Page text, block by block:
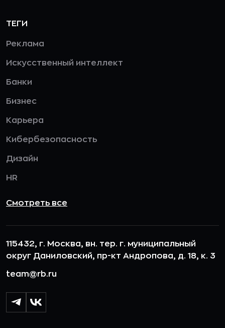
ТЕГИ
Реклама
Искусственный интеллект
Банки
Бизнес
Карьера
Кибербезопасность
Дизайн
HR
Смотреть все
115432, г. Москва, вн. тер. г. муниципальный
округ Даниловский, пр-кт Андропова, д. 18, к. 3
team@rb.ru